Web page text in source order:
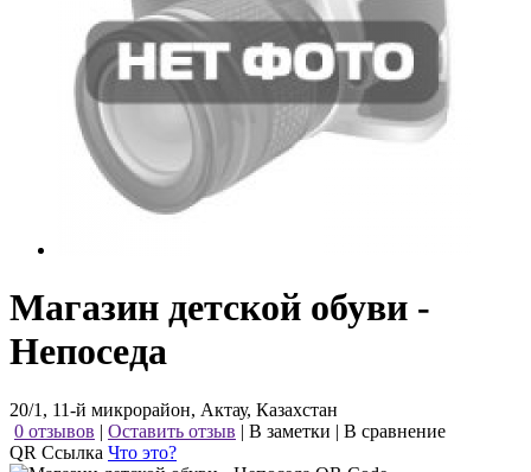
Магазин детской обуви -
Непоседа
20/1, 11-й микрорайон, Актау, Казахстан
0 отзывов | Оставить отзыв | В заметки | В сравнение
QR Ссылка Что это?